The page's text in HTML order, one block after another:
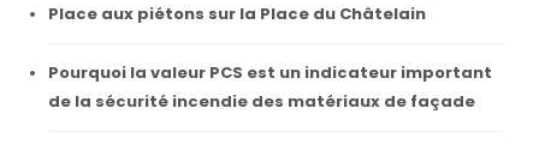
Place aux piétons sur la Place du Châtelain
Pourquoi la valeur PCS est un indicateur important
de la sécurité incendie des matériaux de façade